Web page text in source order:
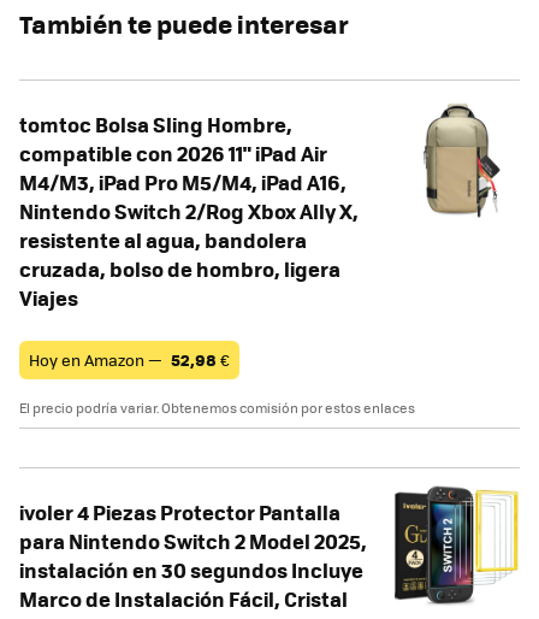
También te puede interesar
tomtoc Bolsa Sling Hombre,
compatible con 2026 11" iPad Air
M4/M3, iPad Pro M5/M4, iPad A16,
Nintendo Switch 2/Rog Xbox Ally X,
resistente al agua, bandolera
cruzada, bolso de hombro, ligera
Viajes
Hoy en Amazon — 52,98 €
El precio podría variar. Obtenemos comisión por estos enlaces
ivoler 4 Piezas Protector Pantalla
para Nintendo Switch 2 Model 2025,
instalación en 30 segundos Incluye
Marco de Instalación Fácil, Cristal